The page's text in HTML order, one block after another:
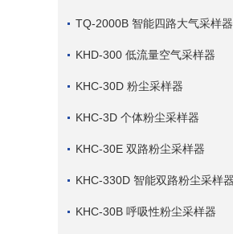
TQ-2000B 智能四路大气采样器
KHD-300 低流量空气采样器
KHC-30D 粉尘采样器
KHC-3D 个体粉尘采样器
KHC-30E 双路粉尘采样器
KHC-30B 呼吸性粉尘采样器